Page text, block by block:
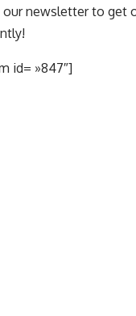
our newsletter to get
id= »847″]